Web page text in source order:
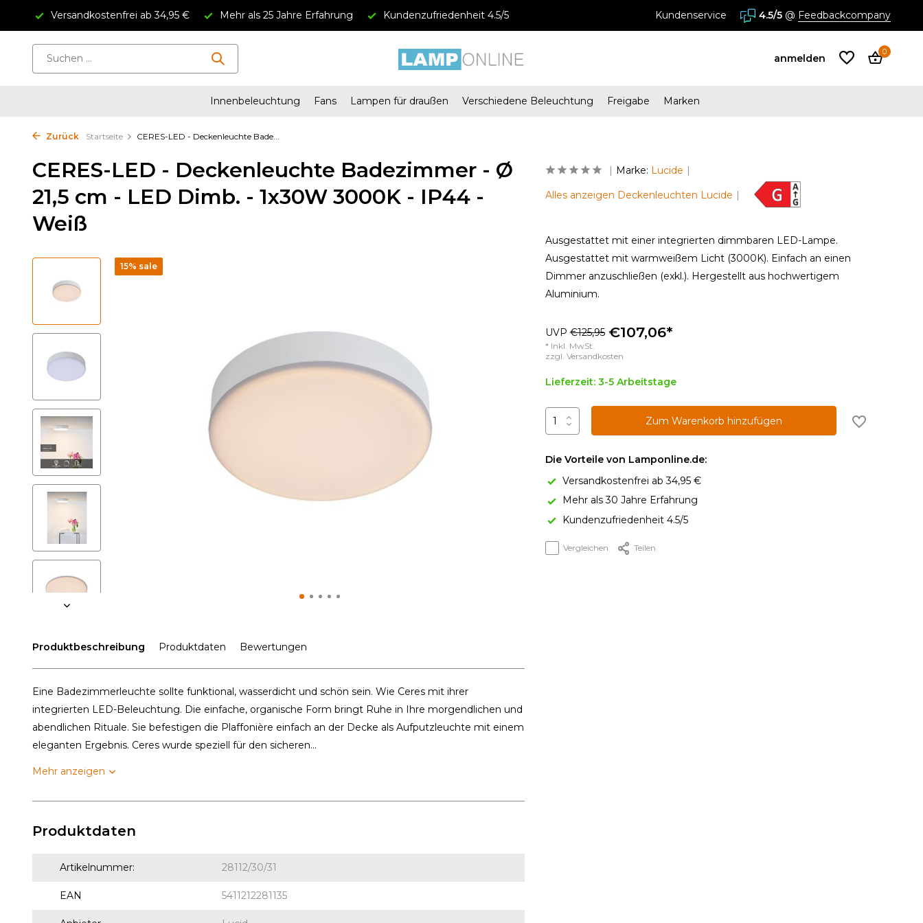
Versandkostenfrei ab 34,95 € Mehr als 25 Jahre Erfahrung Kundenzufriedenheit 4.5/5 Kundenservice 4.5/5 @ Feedbackcompany
anmelden
Benutzerkonto
0
Innenbeleuchtung Fans Lampen für draußen Verschiedene Beleuchtung Freigabe Marken
Zurück Startseite CERES-LED - Deckenleuchte Bade...
CERES-LED - Deckenleuchte Badezimmer - Ø
21,5 cm - LED Dimb. - 1x30W 3000K - IP44 -
Weiß
15% sale
Produktbeschreibung Produktdaten Bewertungen
Eine Badezimmerleuchte sollte funktional, wasserdicht und schön sein. Wie Ceres mit ihrer
integrierten LED-Beleuchtung. Die einfache, organische Form bringt Ruhe in Ihre morgendlichen und
abendlichen Rituale. Sie befestigen die Plaffonière einfach an der Decke als Aufputzleuchte mit einem
eleganten Ergebnis. Ceres wurde speziell für den sicheren...
Mehr anzeigen
Produktdaten
Artikelnummer: 28112/30/31
EAN 5411212281135
Marke: Lucide
Alles anzeigen Deckenleuchten Lucide
Ausgestattet mit einer integrierten dimmbaren LED-Lampe.
Ausgestattet mit warmweißem Licht (3000K). Einfach an einen
Dimmer anzuschließen (exkl.). Hergestellt aus hochwertigem
Aluminium.
UVP€125,95 €107,06*
* Inkl. MwSt.
zzgl. Versandkosten
Lieferzeit: 3-5 Arbeitstage
Zum Warenkorb hinzufügen
Die Vorteile von Lamponline.de:
Versandkostenfrei ab 34,95 €
Mehr als 30 Jahre Erfahrung
Kundenzufriedenheit 4.5/5
Vergleichen Teilen